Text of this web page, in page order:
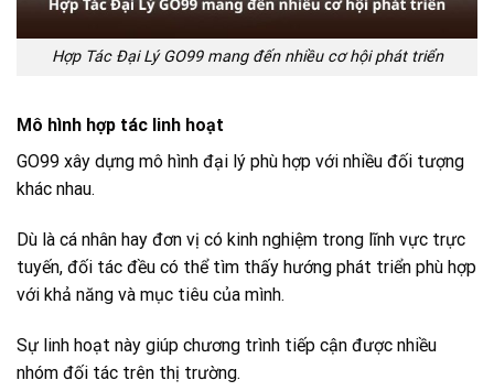
Hợp Tác Đại Lý GO99 mang đến nhiều cơ hội phát triển
Mô hình hợp tác linh hoạt
GO99 xây dựng mô hình đại lý phù hợp với nhiều đối tượng
khác nhau.
Dù là cá nhân hay đơn vị có kinh nghiệm trong lĩnh vực trực
tuyến, đối tác đều có thể tìm thấy hướng phát triển phù hợp
với khả năng và mục tiêu của mình.
Sự linh hoạt này giúp chương trình tiếp cận được nhiều
nhóm đối tác trên thị trường.